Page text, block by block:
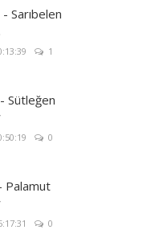
Sarıbelen
1
Sütleğen
0
Palamut
0